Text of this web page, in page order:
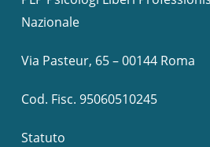
Nazionale
Via Pasteur, 65 – 00144 Roma
Cod. Fisc. 95060510245
Statuto